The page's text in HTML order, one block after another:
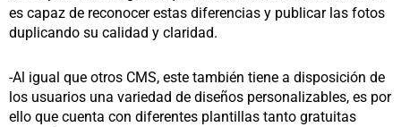
es capaz de reconocer estas diferencias y publicar las fotos
duplicando su calidad y claridad.
-Al igual que otros CMS, este también tiene a disposición de
los usuarios una variedad de diseños personalizables, es por
ello que cuenta con diferentes plantillas tanto gratuitas